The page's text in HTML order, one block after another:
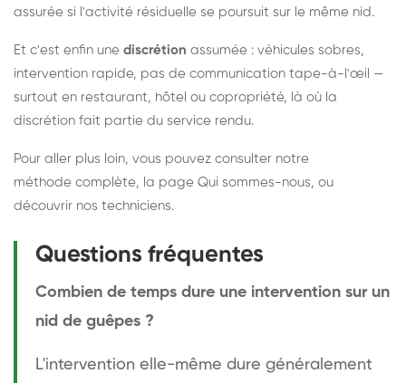
assurée si l'activité résiduelle se poursuit sur le même nid.
Et c'est enfin une discrétion assumée : véhicules sobres,
intervention rapide, pas de communication tape-à-l'œil —
surtout en restaurant, hôtel ou copropriété, là où la
discrétion fait partie du service rendu.
Pour aller plus loin, vous pouvez consulter notre
méthode complète, la page Qui sommes-nous, ou
découvrir nos techniciens.
Questions fréquentes
Combien de temps dure une intervention sur un
nid de guêpes ?
L'intervention elle-même dure généralement